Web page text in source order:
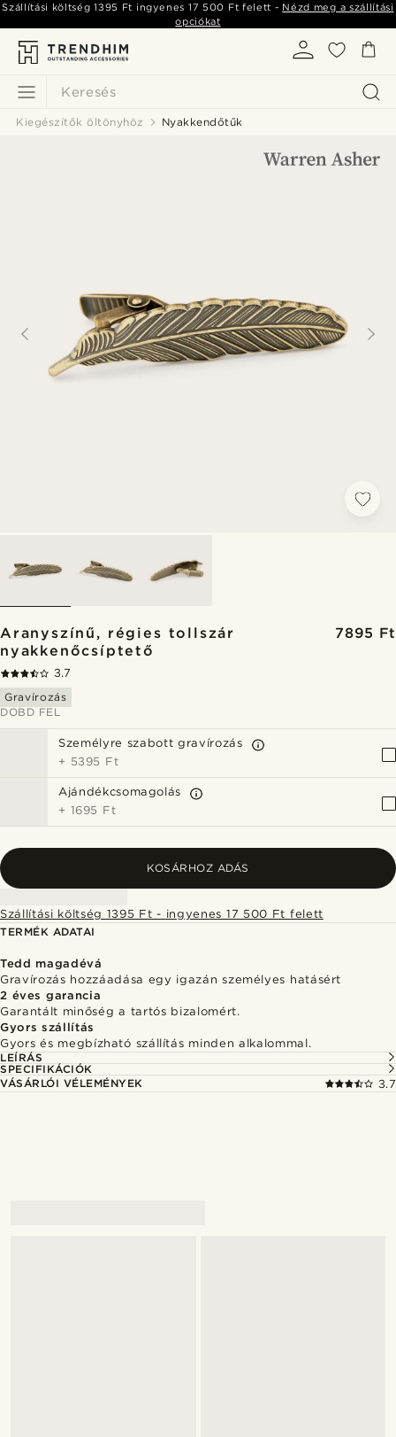
Keresés
Szállítási költség1395 Ft ingyenes 17 500 Ft felett - Nézd meg a szállítási
opciókat
Kiegészítők öltönyhöz Nyakkendőtűk
Aranyszínű, régies tollszár
nyakkenőcsíptető
7895 Ft
3.7
Gravírozás
DOBD FEL
Személyre szabott gravírozás
+ 5395 Ft
Ajándékcsomagolás
+ 1695 Ft
KOSÁRHOZ ADÁS
Szállítási költség 1395 Ft - ingyenes 17 500 Ft felett
TERMÉK ADATAI
Tedd magadévá
Gravírozás hozzáadása egy igazán személyes hatásért
2 éves garancia
Garantált minőség a tartós bizalomért.
Gyors szállítás
Gyors és megbízható szállítás minden alkalommal.
LEÍRÁS
SPECIFIKÁCIÓK
VÁSÁRLÓI VÉLEMÉNYEK
3.7